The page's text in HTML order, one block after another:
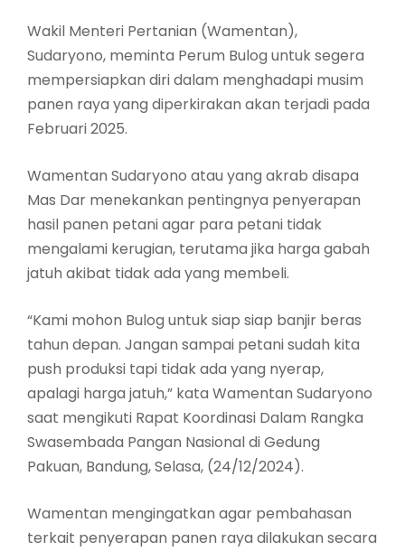
Wakil Menteri Pertanian (Wamentan),
Sudaryono, meminta Perum Bulog untuk segera
mempersiapkan diri dalam menghadapi musim
panen raya yang diperkirakan akan terjadi pada
Februari 2025.
Wamentan Sudaryono atau yang akrab disapa
Mas Dar menekankan pentingnya penyerapan
hasil panen petani agar para petani tidak
mengalami kerugian, terutama jika harga gabah
jatuh akibat tidak ada yang membeli.
“Kami mohon Bulog untuk siap siap banjir beras
tahun depan. Jangan sampai petani sudah kita
push produksi tapi tidak ada yang nyerap,
apalagi harga jatuh,” kata Wamentan Sudaryono
saat mengikuti Rapat Koordinasi Dalam Rangka
Swasembada Pangan Nasional di Gedung
Pakuan, Bandung, Selasa, (24/12/2024).
Wamentan mengingatkan agar pembahasan
terkait penyerapan panen raya dilakukan secara